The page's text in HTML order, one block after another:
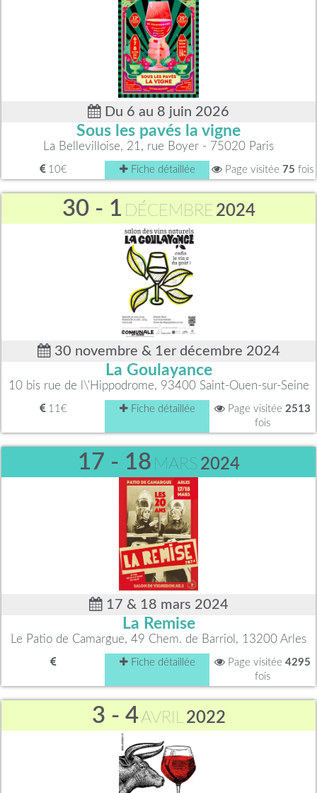
Du 6 au 8 juin 2026
Sous les pavés la vigne
La Bellevilloise, 21, rue Boyer - 75020 Paris
10€ Fiche détaillée Page visitée 75 fois
30 - 1 DÉCEMBRE 2024
30 novembre & 1er décembre 2024
La Goulayance
10 bis rue de l\'Hippodrome, 93400 Saint-Ouen-sur-Seine
11€ Fiche détaillée Page visitée 2513
fois
17 - 18 MARS 2024
17 & 18 mars 2024
La Remise
Le Patio de Camargue, 49 Chem. de Barriol, 13200 Arles
Fiche détaillée Page visitée 4295
fois
3 - 4AVRIL2022